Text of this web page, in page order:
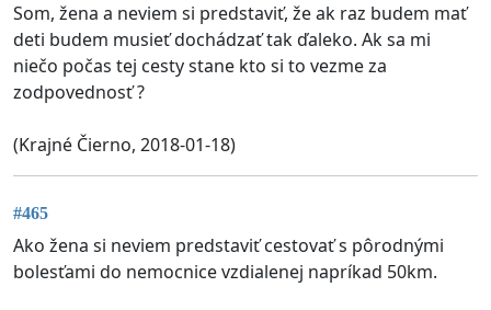
Som, žena a neviem si predstaviť, že ak raz budem mať
deti budem musieť dochádzať tak ďaleko. Ak sa mi
niečo počas tej cesty stane kto si to vezme za
zodpovednosť ?
(Krajné Čierno, 2018-01-18)
#465
Ako žena si neviem predstaviť cestovať s pôrodnými
bolesťami do nemocnice vzdialenej napríkad 50km.